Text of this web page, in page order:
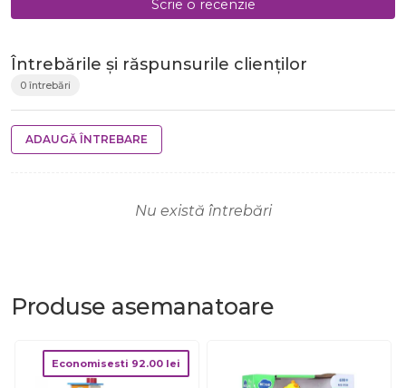
Scrie o recenzie
Întrebările și răspunsurile clienților
0 întrebări
ADAUGĂ ÎNTREBARE
Nu există întrebări
Produse asemanatoare
Economisesti 92.00 lei